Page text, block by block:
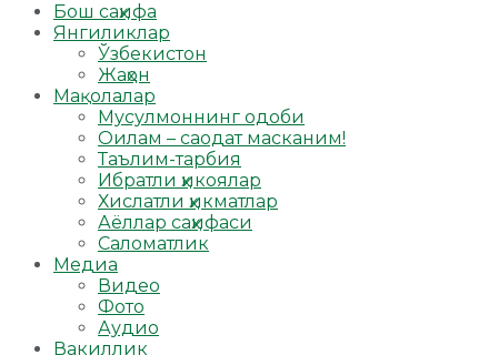
Бош саҳифа
Янгиликлар
Ўзбекистон
Жаҳон
Мақолалар
Мусулмоннинг одоби
Оилам – саодат масканим!
Таълим-тарбия
Ибратли ҳикоялар
Хислатли ҳикматлар
Аёллар саҳифаси
Саломатлик
Медиа
Видео
Фото
Аудио
Вакиллик